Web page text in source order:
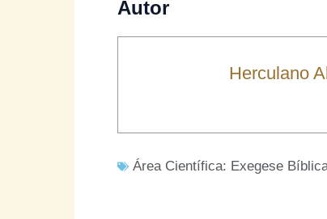
Autor
Herculano
Área Científica: Exegese